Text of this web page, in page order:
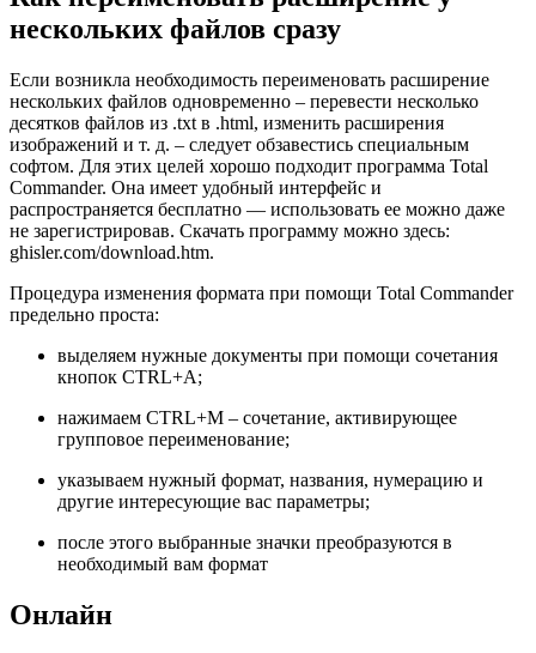
нескольких файлов сразу
Если возникла необходимость переименовать расширение
нескольких файлов одновременно – перевести несколько
десятков файлов из .txt в .html, изменить расширения
изображений и т. д. – следует обзавестись специальным
софтом. Для этих целей хорошо подходит программа Total
Commander. Она имеет удобный интерфейс и
распространяется бесплатно — использовать ее можно даже
не зарегистрировав. Скачать программу можно здесь:
ghisler.com/download.htm.
Процедура изменения формата при помощи Total Commander
предельно проста:
выделяем нужные документы при помощи сочетания
кнопок CTRL+A;
нажимаем CTRL+M – сочетание, активирующее
групповое переименование;
указываем нужный формат, названия, нумерацию и
другие интересующие вас параметры;
после этого выбранные значки преобразуются в
необходимый вам формат
Онлайн